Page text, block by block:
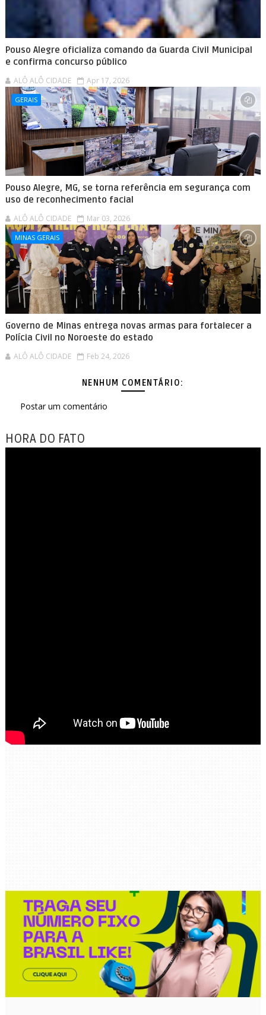
Pouso Alegre oficializa comando da Guarda Civil Municipal
e confirma concurso público
ALÔ ALÔ CIDADE Apr 17, 2026
GERAIS
Pouso Alegre, MG, se torna referência em segurança com
uso de reconhecimento facial
ALÔ ALÔ CIDADE Mar 03, 2026
MINAS GERAIS
Governo de Minas entrega novas armas para fortalecer a
Polícia Civil no Noroeste do estado
ALÔ ALÔ CIDADE Feb 24, 2026
NENHUM COMENTÁRIO:
Postar um comentário
HORA DO FATO